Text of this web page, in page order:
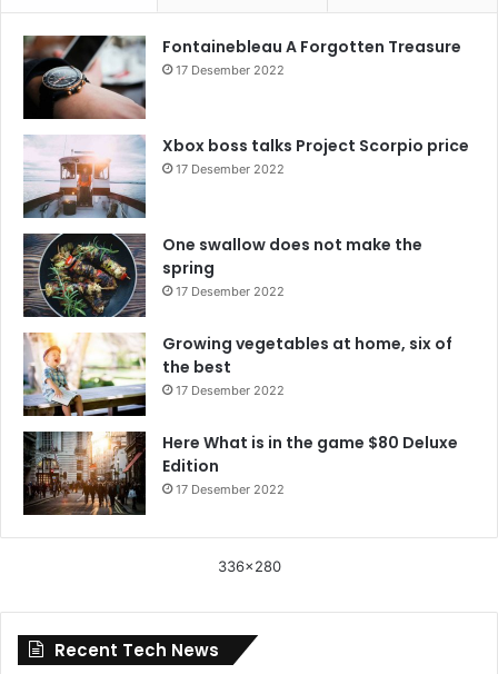
Fontainebleau A Forgotten Treasure
17 Desember 2022
Xbox boss talks Project Scorpio price
17 Desember 2022
One swallow does not make the
spring
17 Desember 2022
Growing vegetables at home, six of
the best
17 Desember 2022
Here What is in the game $80 Deluxe
Edition
17 Desember 2022
336x280
Recent Tech News